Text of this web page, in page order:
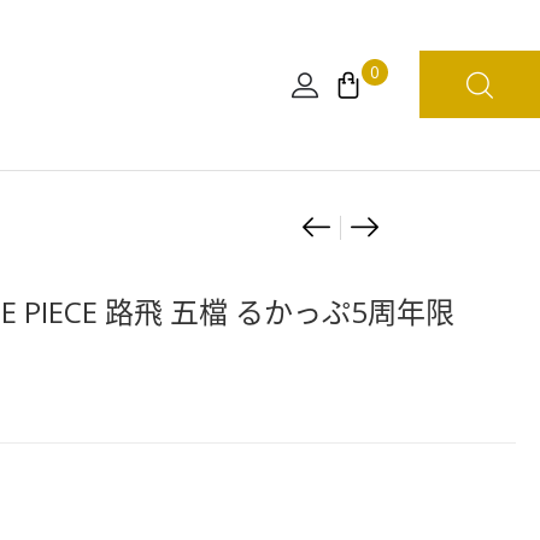
0
Product
[日
FiguartsZERO
小
[日
一
番
PIECE 路飛 五檔 るかっぷ5周年限